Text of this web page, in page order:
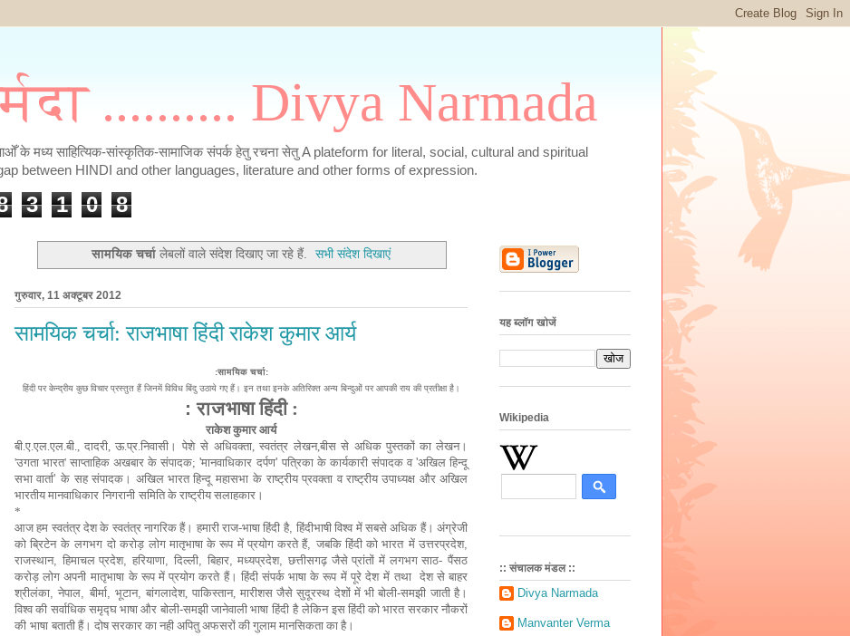
.......... Divya Narmada
के मध्य साहित्यिक-सांस्कृतिक-सामाजिक संपर्क हेतु रचना सेतु A plateform for literal, social, cultural and spiritual
between HINDI and other languages, literature and other forms of expression.
3 1 0 8
सामयिक चर्चालेबलों वाले संदेश दिखाए जा रहे हैं. सभी संदेश दिखाएं
गुरुवार, 11 अक्टूबर 2012
सामयिक चर्चा: राजभाषा हिंदी राकेश कुमार आर्य
:सामयिक चर्चा:
हिंदी पर केन्द्रीय कुछ विचार प्रस्तुत हैं जिनमें विविध बिंदु उठाये गए हैं। इन तथा इनके अतिरिक्त अन्य बिन्दुओं पर आपकी राय की प्रतीक्षा है।
: राजभाषा हिंदी :
राकेश कुमार आर्य
बी.ए.एल.एल.बी.,दादरी,ऊ.प्र.निवासी। पेशे से अधिवक्ता,स्वतंत्र लेखन,बीस से अधिक पुस्तकों का लेखन।
'उगता भारत'साप्ताहिक अखबार के संपादक; 'मानवाधिकार दर्पण' पत्रिका के कार्यकारी संपादक व 'अखिल हिन्दू
सभा वार्ता' के सह संपादक। अखिल भारत हिन्दू महासभा के राष्ट्रीय प्रवक्ता व राष्ट्रीय उपाध्यक्ष और अखिल
भारतीय मानवाधिकार निगरानी समिति के राष्ट्रीय सलाहकार।
*
आज हम स्वतंत्र देश के स्वतंत्र नागरिक हैं। हमारी राज-भाषा हिंदी है,हिंदीभाषी विश्व में सबसे अधिक हैं। अंग्रेजी
को ब्रिटेन के लगभग दो करोड़ लोग मातृभाषा के रूप में प्रयोग करते हैं, जबकि हिंदी को भारत में उत्तरप्रदेश,
राजस्थान, हिमाचल प्रदेश,हरियाणा, दिल्ली, बिहार,मध्यप्रदेश, छत्तीसगढ़ जैसे प्रांतों में लगभग साठ- पैंसठ
करोड़ लोग अपनी मातृभाषा के रूप में प्रयोग करते हैं। हिंदी संपर्क भाषा के रूप में पूरे देश में तथा देश से बाहर
श्रीलंका,नेपाल, बीर्मा, भूटान,बांगलादेश, पाकिस्तान, मारीशस जैसे सुदूरस्थ देशों में भी बोली-समझी जाती है।
विश्व की सर्वाधिक समृद्घ भाषा और बोली-समझी जानेवाली भाषा हिंदी है लेकिन इस हिंदी को भारत सरकार नौकरों
की भाषा बताती हैं। दोष सरकार का नही अपितुअफसरों की गुलाम मानसिकता का है।
यह ब्लॉग खोजें
Wikipedia
:: संचालक मंडल ::
Divya Narmada
Manvanter Verma